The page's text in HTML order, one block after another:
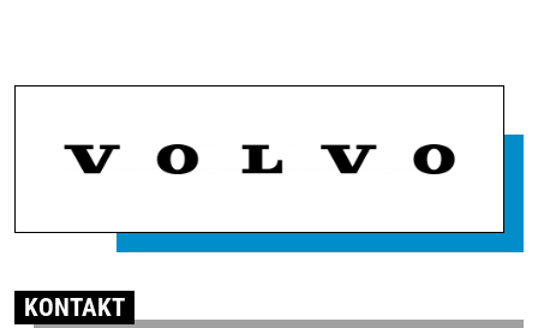
KONTAKT